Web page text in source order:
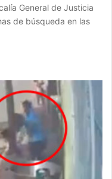
General de Justicia
de búsqueda en las